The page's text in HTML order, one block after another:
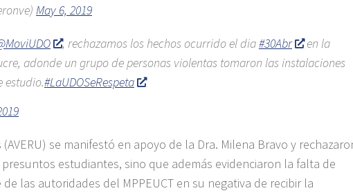
May 6, 2019
, rechazamos los hechos ocurrido el dia#30Abr
en la
adonde un grupo de personas violentas tomaron las instalaciones
estudio.#LaUDOSeRespeta
se manifestó en apoyo de la Dra. Milena Bravo y
estudiantes, sino que además evidenciaron la falta de
las autoridades del MPPEUCT en su negativa de recibir la